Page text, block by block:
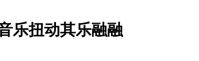
乐扭动其乐融融